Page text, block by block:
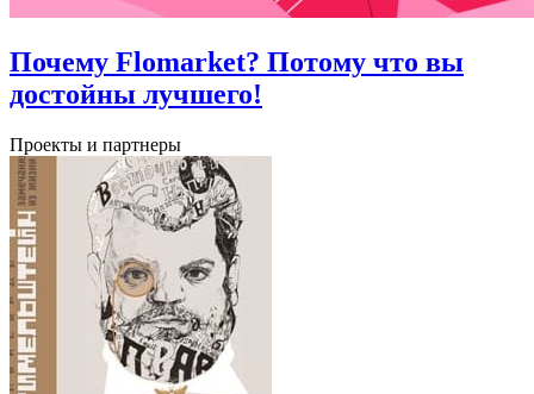
Почему Flomarket? Потому что вы
достойны лучшего!
Проекты и партнеры